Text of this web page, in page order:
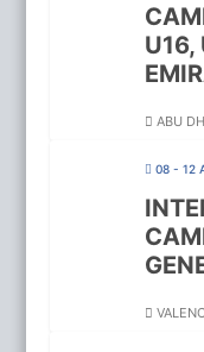
U16,
ABU
08 - 12